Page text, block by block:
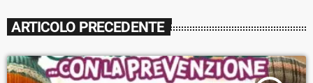
ARTICOLO PRECEDENTE